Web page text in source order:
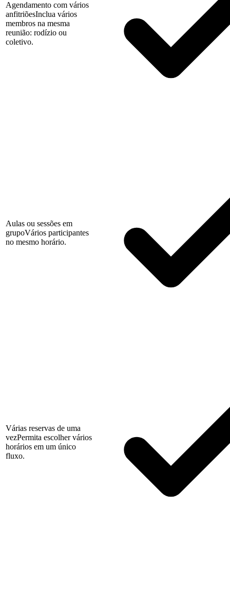
Agendamento com vários
anfitriõesInclua vários
membros na mesma
reunião: rodízio ou
coletivo.
Aulas ou sessões em
grupoVários participantes
no mesmo horário.
Várias reservas de uma
vezPermita escolher vários
horários em um único
fluxo.